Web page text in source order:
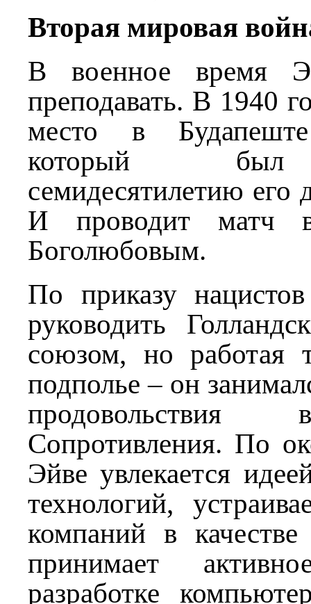
Вторая мировая
В военное время
преподавать. В 1940
место в
который был
семидесятилетию его
И проводит матч
Боголюбовым.
По приказу
руководить
союзом, но работая
подполье – он
Сопротивления. По
Эйве увлекается
технологий,
компаний в качестве
принимает
разработке